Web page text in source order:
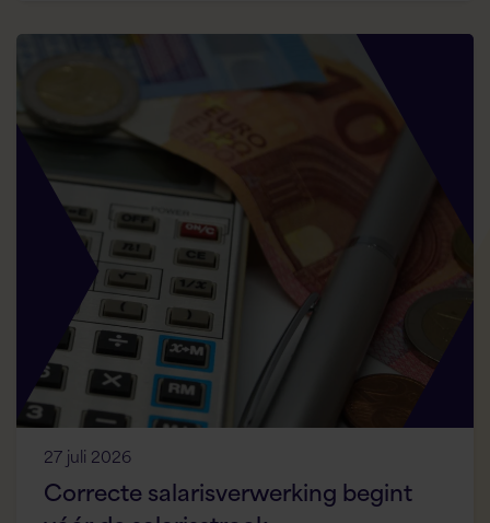
27 juli 2026
Correcte salarisverwerking begint